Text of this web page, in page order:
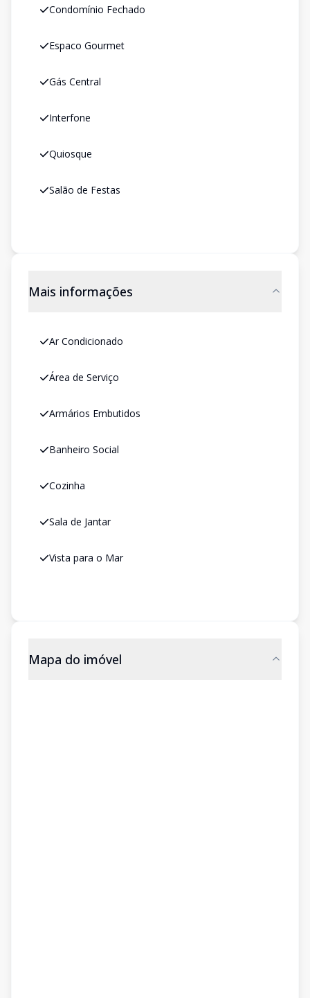
Condomínio Fechado
Espaco Gourmet
Gás Central
Interfone
Quiosque
Salão de Festas
Mais informações
Ar Condicionado
Área de Serviço
Armários Embutidos
Banheiro Social
Cozinha
Sala de Jantar
Vista para o Mar
Mapa do imóvel